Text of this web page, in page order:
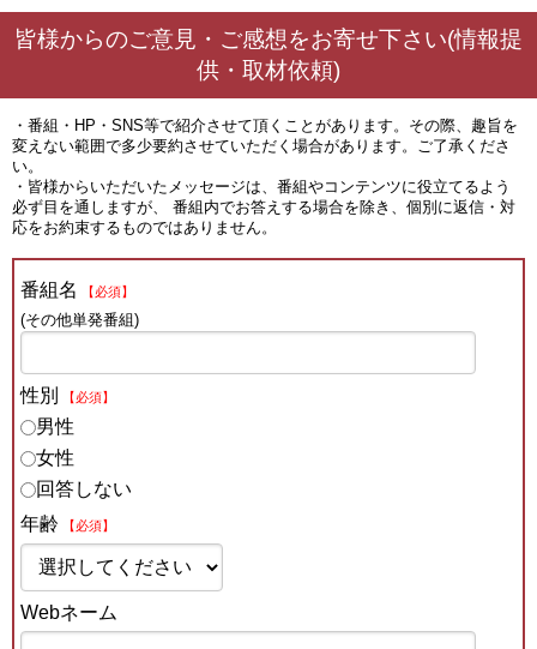
皆様からのご意見・ご感想をお寄せ下さい(情報提
供・取材依頼)
・番組・HP・SNS等で紹介させて頂くことがあります。その際、趣旨を
変えない範囲で多少要約させていただく場合があります。ご了承くださ
い。
・皆様からいただいたメッセージは、番組やコンテンツに役立てるよう
必ず目を通しますが、 番組内でお答えする場合を除き、個別に返信・対
応をお約束するものではありません。
番組名 【必須】
(その他単発番組)
性別 【必須】
男性
女性
回答しない
年齢
【必須】
Webネーム